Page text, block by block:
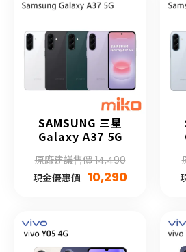
SAMSUNG 三星
Galaxy A37 5G
原廠建議售價 14,490
現金優惠價 10,290